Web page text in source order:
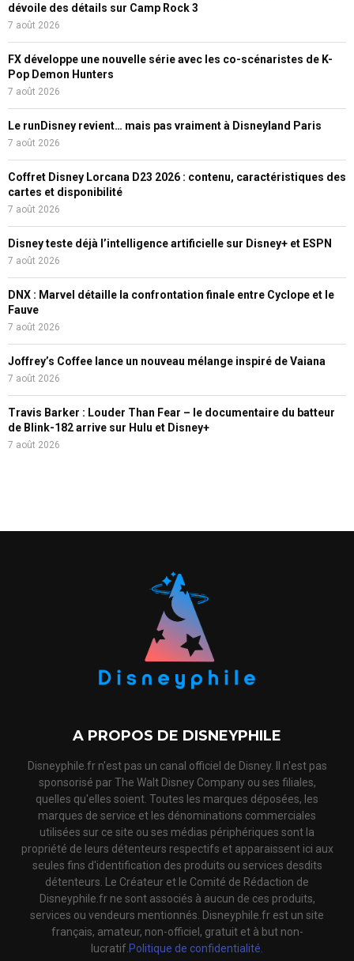
dévoile des détails sur Camp Rock 3
7 août 2026
FX développe une nouvelle série avec les co-scénaristes de K-
Pop Demon Hunters
7 août 2026
Le runDisney revient… mais pas vraiment à Disneyland Paris
7 août 2026
Coffret Disney Lorcana D23 2026 : contenu, caractéristiques des
cartes et disponibilité
7 août 2026
Disney teste déjà l’intelligence artificielle sur Disney+ et ESPN
7 août 2026
DNX : Marvel détaille la confrontation finale entre Cyclope et le
Fauve
7 août 2026
Joffrey’s Coffee lance un nouveau mélange inspiré de Vaiana
7 août 2026
Travis Barker : Louder Than Fear – le documentaire du batteur
de Blink-182 arrive sur Hulu et Disney+
7 août 2026
A PROPOS DE DISNEYPHILE
Disneyphile.fr n'est pas un canal officiel de Disney. Il n'est pas
sponsorisé par The Walt Disney Company ou ses filiales,
quelles qu'elles soient. Toutes les marques déposées, les
marques de service et les dénominations commerciales
utilisées sur ce site ou ses médias périphériques sont la
propriété de leurs détenteurs respectifs et apparaissent ici aux
seules fins d'identification des produits ou services desdits
détenteurs. Le Créateur et le Comité de Rédaction de
Disneyphile.fr ne sont associés à aucun de ces produits,
services ou vendeurs mentionnés. Disneyphile.fr est un site
français, amateur, non-officiel, gratuit et à but non-
lucratif.Politique de confidentialité.